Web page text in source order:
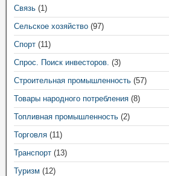
Связь (1)
Сельское хозяйство (97)
Спорт (11)
Спрос. Поиск инвесторов. (3)
Строительная промышленность (57)
Товары народного потребления (8)
Топливная промышленность (2)
Торговля (11)
Транспорт (13)
Туризм (12)